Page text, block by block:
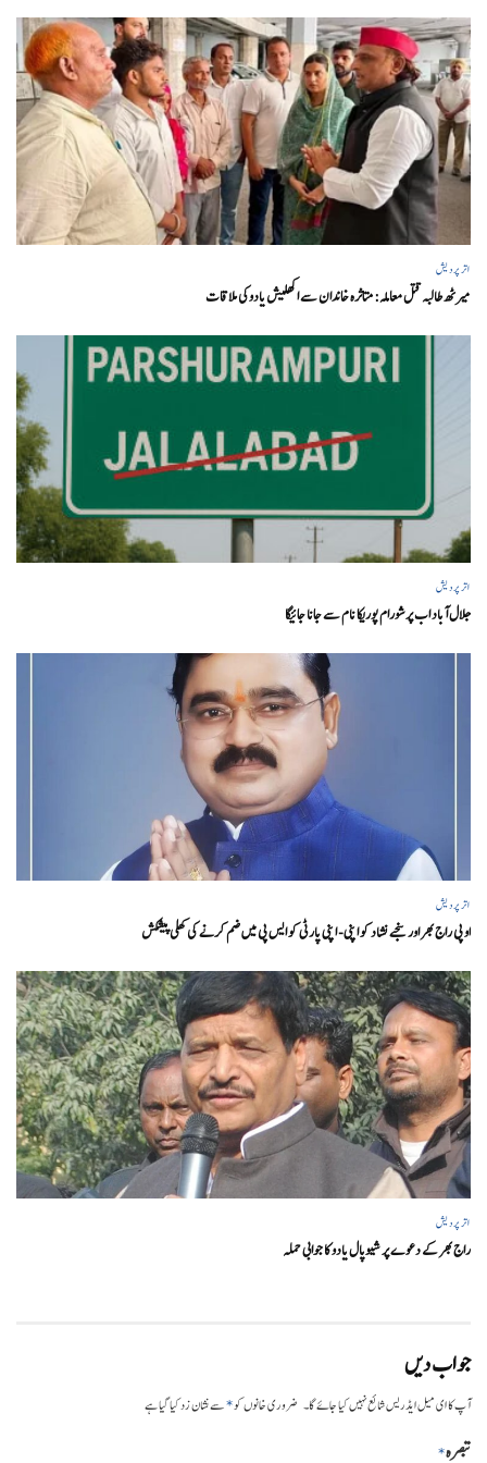
اتر پردیش
میرٹھ طالبہ قتل معاملہ: متاثرہ خاندان سے اکھلیش یادوکی ملاقات
اتر پردیش
جلال آباد اب پرشورام پوریکا نام سے جانا جائیگا
اتر پردیش
او پی راج بھر اور سنجے نشاد کو اپنی- اپنی پارٹی کو ایس پی میں ضم کرنے کی کھلی پیشکش
اتر پردیش
راج بھر کے دعوے پر شیوپال یادو کا جوابی حملہ
جواب دیں
آپ کا ای میل ایڈریس شائع نہیں کیا جائے گا۔ ضروری خانوں کو*سے نشان زد کیا گیا ہے
تبصرہ*